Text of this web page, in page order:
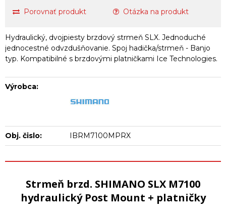
Porovnať produkt Otázka na produkt
Hydraulický, dvojpiesty brzdový strmeň SLX. Jednoduché
jednocestné odvzdušňovanie. Spoj hadička/strmeň - Banjo
typ. Kompatibilné s brzdovými platničkami Ice Technologies.
Výrobca:
Obj. čislo: IBRM7100MPRX
Strmeň brzd. SHIMANO SLX M7100
hydraulický Post Mount + platničky